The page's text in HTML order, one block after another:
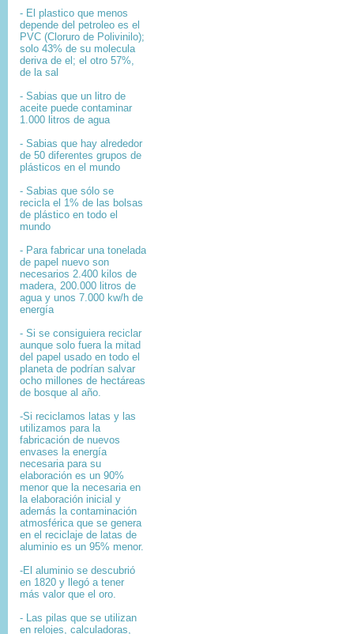
- El plastico que menos
depende del petroleo es el
PVC (Cloruro de Polivinilo);
solo 43% de su molecula
deriva de el; el otro 57%,
de la sal
- Sabias que un litro de
aceite puede contaminar
1.000 litros de agua
- Sabias que hay alrededor
de 50 diferentes grupos de
plásticos en el mundo
- Sabias que sólo se
recicla el 1% de las bolsas
de plástico en todo el
mundo
- Para fabricar una tonelada
de papel nuevo son
necesarios 2.400 kilos de
madera, 200.000 litros de
agua y unos 7.000 kw/h de
energía
- Si se consiguiera reciclar
aunque solo fuera la mitad
del papel usado en todo el
planeta de podrían salvar
ocho millones de hectáreas
de bosque al año.
-Si reciclamos latas y las
utilizamos para la
fabricación de nuevos
envases la energía
necesaria para su
elaboración es un 90%
menor que la necesaria en
la elaboración inicial y
además la contaminación
atmosférica que se genera
en el reciclaje de latas de
aluminio es un 95% menor.
-El aluminio se descubrió
en 1820 y llegó a tener
más valor que el oro.
- Las pilas que se utilizan
en relojes, calculadoras,